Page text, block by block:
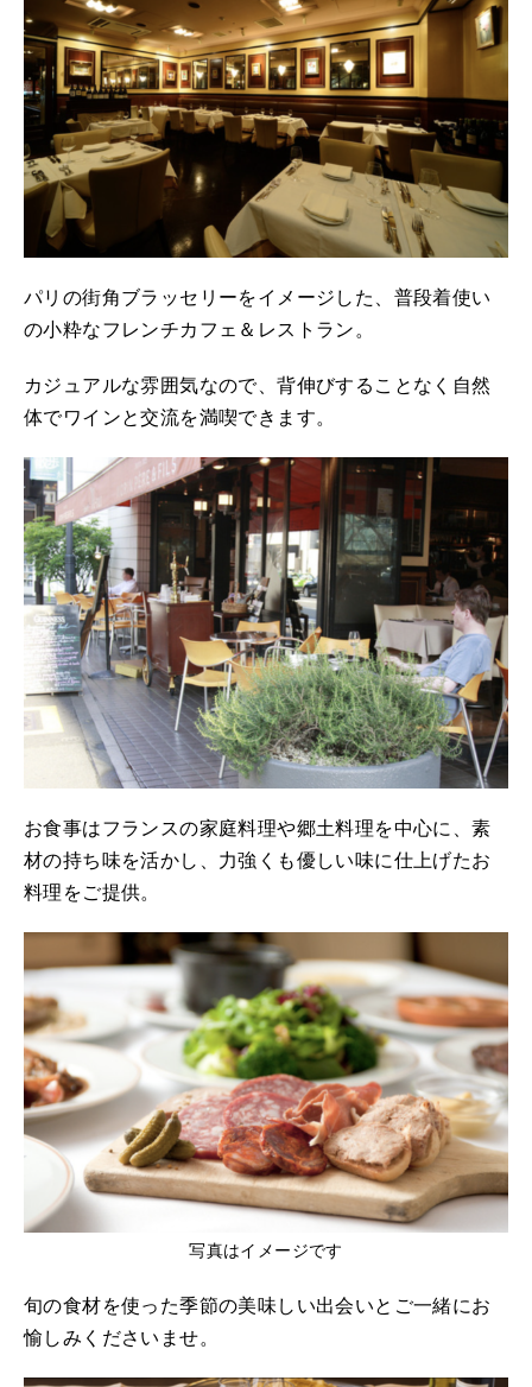
パリの街角ブラッセリーをイメージした、普段着使い
の小粋なフレンチカフェ＆レストラン。
カジュアルな雰囲気なので、背伸びすることなく自然
体でワインと交流を満喫できます。
お食事はフランスの家庭料理や郷土料理を中心に、素
材の持ち味を活かし、力強くも優しい味に仕上げたお
料理をご提供。
写真はイメージです
旬の食材を使った季節の美味しい出会いとご一緒にお
愉しみくださいませ。